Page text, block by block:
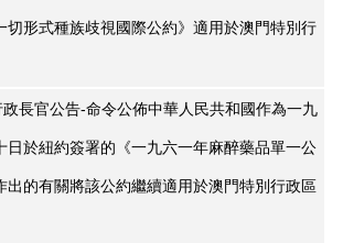
切形式種族歧視國際公約》適用於澳門特別行
長官公告-命令公佈中華人民共和國作為一九
日於紐約簽署的《一九六一年麻醉藥品單一公
出的有關將該公約繼續適用於澳門特別行政區